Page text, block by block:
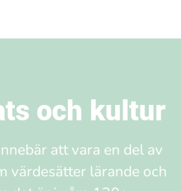
och kultur
att vara en del av
värdesätter lärande och